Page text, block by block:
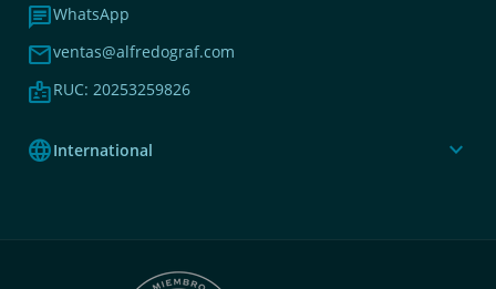
chatWhatsApp
mailventas@alfredograf.com
badgeRUC: 20253259826
languageInternational expand_more